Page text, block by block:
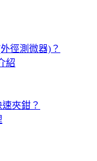
徑測微器)？
紹
夾鉗？